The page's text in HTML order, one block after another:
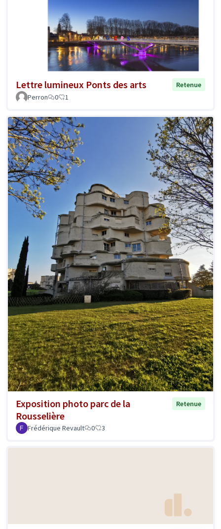
Lettre lumineux Ponts des arts
Retenue
Perron
0 1
Exposition photo parc de la
Rousselière
Retenue
Frédérique Revault 0 3